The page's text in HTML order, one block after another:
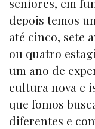
depois temos
até cinco, sete
ou quatro
um ano de
cultura nova e
que fomos
diferentes e